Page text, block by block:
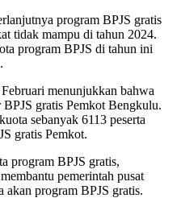
program BPJS gratis
tidak mampu di tahun 2024.
program BPJS di tahun ini
menunjukkan bahwa
gratis Pemkot Bengkulu.
sebanyak 6113 peserta
gratis Pemkot.
program BPJS gratis,
pemerintah pusat
akan program BPJS gratis.